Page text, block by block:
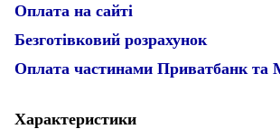
Оплата на сайті
Безготівковий розрахунок
Оплата частинами Приватбанк та
Характеристики